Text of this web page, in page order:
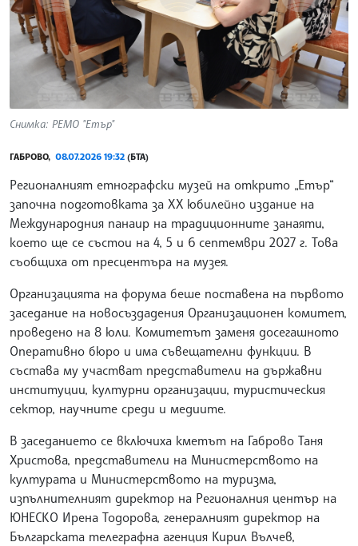
Снимка: РЕМО "Етър"
ГАБРОВО, 08.07.2026 19:32 (БТА)
Регионалният етнографски музей на открито „Етър“
започна подготовката за XX юбилейно издание на
Международния панаир на традиционните занаяти,
което ще се състои на 4, 5 и 6 септември 2027 г. Това
съобщиха от пресцентъра на музея.
Организацията на форума беше поставена на първото
заседание на новосъздадения Организационен комитет,
проведено на 8 юли. Комитетът заменя досегашното
Оперативно бюро и има съвещателни функции. В
състава му участват представители на държавни
институции, културни организации, туристическия
сектор, научните среди и медиите.
В заседанието се включиха кметът на Габрово Таня
Христова, представители на Министерството на
културата и Министерството на туризма,
изпълнителният директор на Регионалния център на
ЮНЕСКО Ирена Тодорова, генералният директор на
Българската телеграфна агенция Кирил Вълчев,